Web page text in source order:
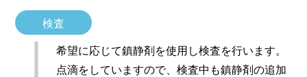
検査
希望に応じて鎮静剤を使用し検査を行います。
点滴をしていますので、検査中も鎮静剤の追加